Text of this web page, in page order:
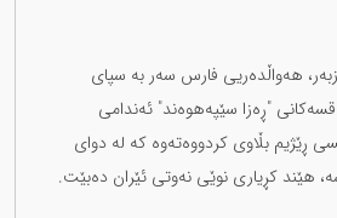
ڕێکەوتی ١٢ی ڕەزبەر، هەواڵدەریی فارس سەر بە سپای
"ڕەزا سێپەهوەند" ئەندامی
ڕێژیم بڵاوی کردووەتەوە کە لە دوای
هێند كڕیاری نوێی نەوتی ئێران دەبێت.